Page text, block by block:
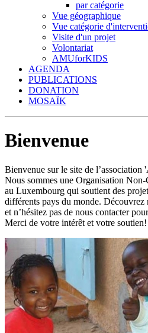
par catégorie
Vue géographique
Vue catégorie
Visite d'un projet
Volontariat
AMUforKIDS
AGENDA
PUBLICATIONS
DONATION
MOSAÏK
Bienvenue
Bienvenue sur le site de
Nous sommes une Organisation
au Luxembourg qui soutient des
différents pays du monde. Découvrez
et n’hésitez pas de nous contacter
Merci de votre intérêt et votre soutien!